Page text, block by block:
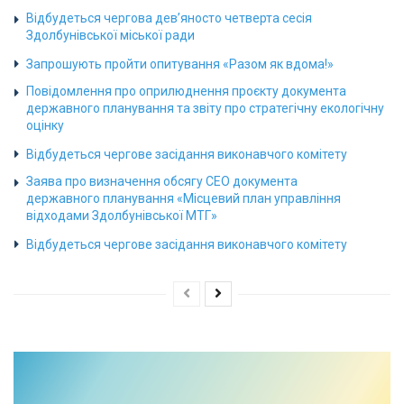
Відбудеться чергова дев’яносто четверта сесія
Здолбунівської міської ради
Запрошують пройти опитування «Разом як вдома!»
Повідомлення про оприлюднення проєкту документа
державного планування та звіту про стратегічну екологічну
оцінку
Відбудеться чергове засідання виконавчого комітету
Заява про визначення обсягу СЕО документа
державного планування «Місцевий план управління
відходами Здолбунівської МТГ»
Відбудеться чергове засідання виконавчого комітету